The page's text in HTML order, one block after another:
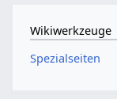
Wikiwerkzeuge
Spezialseiten